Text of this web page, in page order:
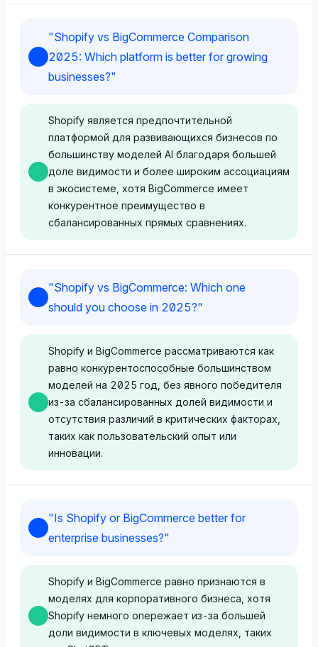
"Shopify vs BigCommerce Comparison
2025: Which platform is better for growing
businesses?"
Shopify является предпочтительной
платформой для развивающихся бизнесов по
большинству моделей AI благодаря большей
доле видимости и более широким ассоциациям
в экосистеме, хотя BigCommerce имеет
конкурентное преимущество в
сбалансированных прямых сравнениях.
ChatGPT настоятельно предпочитает Shopify с
долей видимости 9.1% по сравнению с
отражает восприятие Shopify как
доминирующего игрока в сфере электронной
коммерции для развивающихся бизнесов,
вероятно, благодаря его обширным
интеграциям и присутствию на рынке.
BigCommerce, указывая на сбалансированное
мнение, при котором ни одна из платформ не
развивающихся бизнесов.
Deepseek
"Shopify vs BigCommerce: Which one
should you choose in 2025?"
Shopify и BigCommerce рассматриваются как
равно конкурентоспособные большинством
моделей на 2025 год, без явного победителя
из-за сбалансированных долей видимости и
отсутствия различий в критических факторах,
таких как пользовательский опыт или
инновации.
Deepseek не проявляет предпочтений между
Shopify и BigCommerce, обе платформы имеют
настроением. Его восприятие
сосредотачивается на равной значимости в
сфере электронной коммерции без конкретных
причин для выбора одной платформы над
"Is Shopify or BigCommerce better for
enterprise businesses?"
Shopify и BigCommerce равно признаются в
моделях для корпоративного бизнеса, хотя
Shopify немного опережает из-за большей
доли видимости в ключевых моделях, таких